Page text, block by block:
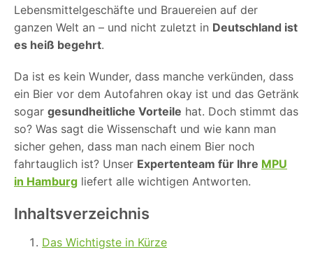
Lebensmittelgeschäfte und Brauereien auf der
ganzen Welt an – und nicht zuletzt in Deutschland ist
es heiß begehrt.
Da ist es kein Wunder, dass manche verkünden, dass
ein Bier vor dem Autofahren okay ist und das Getränk
sogar gesundheitliche Vorteile hat. Doch stimmt das
so? Was sagt die Wissenschaft und wie kann man
sicher gehen, dass man nach einem Bier noch
fahrtauglich ist? Unser Expertenteam für Ihre MPU
in Hamburg liefert alle wichtigen Antworten.
Inhaltsverzeichnis
Das Wichtigste in Kürze